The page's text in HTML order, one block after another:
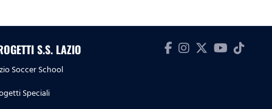
S.S. LAZIO
Soccer School
Speciali